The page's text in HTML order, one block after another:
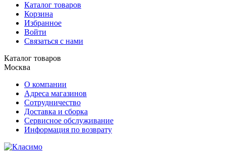
Каталог товаров
Корзина
Избранное
Войти
Связаться с нами
Каталог товаров
Москва
О компании
Адреса магазинов
Сотрудничество
Доставка и сборка
Сервисное обслуживание
Информация по возврату